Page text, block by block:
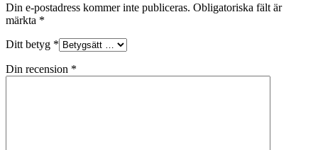
Din e-postadress kommer inte publiceras. Obligatoriska fält är
märkta *
Ditt betyg *
Din recension *